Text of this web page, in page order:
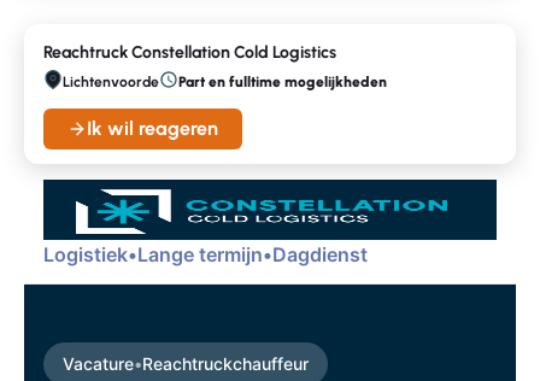
Reachtruck Constellation Cold Logistics
Lichtenvoorde Part en fulltime mogelijkheden
Ik wil reageren
Logistiek•Lange termijn•Dagdienst
Vacature•Reachtruckchauffeur